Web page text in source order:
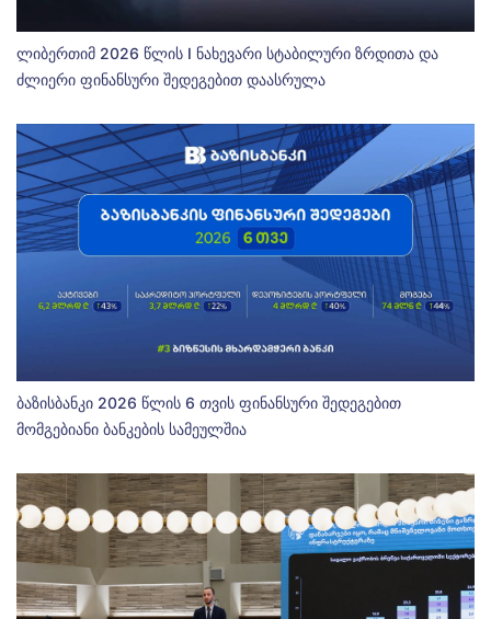
ლიბერთიმ 2026 წლის I ნახევარი სტაბილური ზრდითა და
ძლიერი ფინანსური შედეგებით დაასრულა
ბაზისბანკი 2026 წლის 6 თვის ფინანსური შედეგებით
მომგებიანი ბანკების სამეულშია